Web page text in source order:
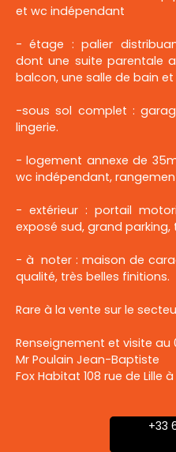
et wc indépendant
- étage : palier
dont une suite parentale
balcon, une salle de bain
-sous sol complet :
lingerie.
- logement annexe de
wc indépendant,
- extérieur : portail
exposé sud, grand parking,
- à noter : maison de
qualité, très belles finitions.
Rare à la vente sur le
Renseignement et visite au
Mr Poulain Jean-Baptiste
Fox Habitat 108 rue de Lille
+33